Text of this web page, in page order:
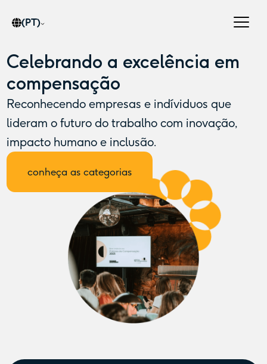
(PT)
Celebrando a excelência em
compensação
Reconhecendo empresas e indíviduos que
lideram o futuro do trabalho com inovação,
impacto humano e inclusão.
conheça as categorias